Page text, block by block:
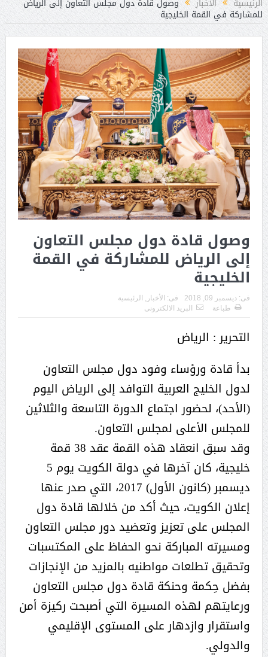
للمشاركة في القمة الخليجية
وصول قادة دول مجلس التعاون
إلى الرياض للمشاركة في القمة
الخليجية
فى: ديسمبر 09, 2018 فى: الأخبار , الرئيسية
طباعة
البريد الالكترونى
التحرير : الرياض
بدأ قادة ورؤساء وفود دول مجلس التعاون
لدول الخليج العربية التوافد إلى الرياض اليوم
(الأحد)، لحضور اجتماع الدورة التاسعة والثلاثين
للمجلس الأعلى لمجلس التعاون.
وقد سبق انعقاد هذه القمة عقد 38 قمة
خليجية، كان آخرها في دولة الكويت يوم 5
ديسمبر (كانون الأول) 2017، التي صدر عنها
إعلان الكويت، حيث أكد من خلالها قادة دول
المجلس على تعزيز وتعضيد دور مجلس التعاون
ومسيرته المباركة نحو الحفاظ على المكتسبات
وتحقيق تطلعات مواطنيه بالمزيد من الإنجازات
بفضل حِكمة وحنكة قادة دول مجلس التعاون
ورعايتهم لهذه المسيرة التي أصبحت ركيزة أمن
واستقرار وازدهار على المستوى الإقليمي
والدولي.